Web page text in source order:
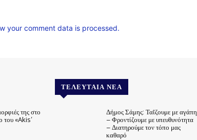
your comment data is processed.
της στο
του «Akis’
ΤΕΛΕΥΤΑΊΑ ΝΈΑ
Δήμος Σάμης: Ταΐζουμε με αγάπη
– Φροντίζουμε με υπευθυνότητα
– Διατηρούμε τον τόπο μας
καθαρό